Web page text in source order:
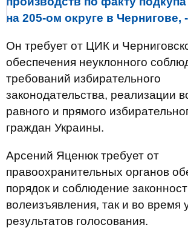
на 205-ом округе в Чернигове,
Он требует от ЦИК и
обеспечения неуклонного
требований избирательного
законодательства, реализации
равного и прямого
граждан Украины.
Арсений Яценюк требует от
правоохранительных органов
порядок и соблюдение
волеизъявления, так и во время
результатов голосования.